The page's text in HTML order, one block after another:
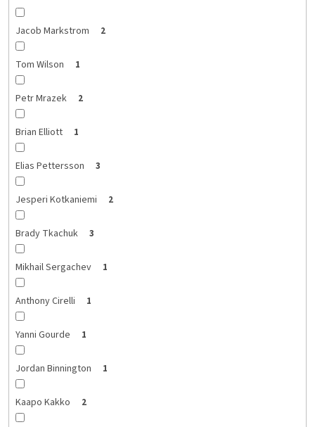
Jacob Markstrom 2
Tom Wilson 1
Petr Mrazek 2
Brian Elliott 1
Elias Pettersson 3
Jesperi Kotkaniemi 2
Brady Tkachuk 3
Mikhail Sergachev 1
Anthony Cirelli 1
Yanni Gourde 1
Jordan Binnington 1
Kaapo Kakko 2